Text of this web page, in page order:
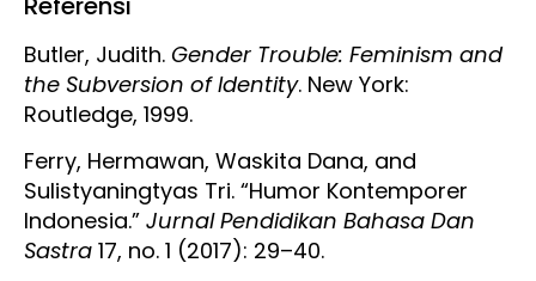
Butler, Judith. Gender Trouble: Feminism and
the Subversion of Identity. New York:
Routledge, 1999.
Ferry, Hermawan, Waskita Dana, and
Sulistyaningtyas Tri. “Humor Kontemporer
Indonesia.” Jurnal Pendidikan Bahasa Dan
Sastra 17, no. 1 (2017): 29–40.